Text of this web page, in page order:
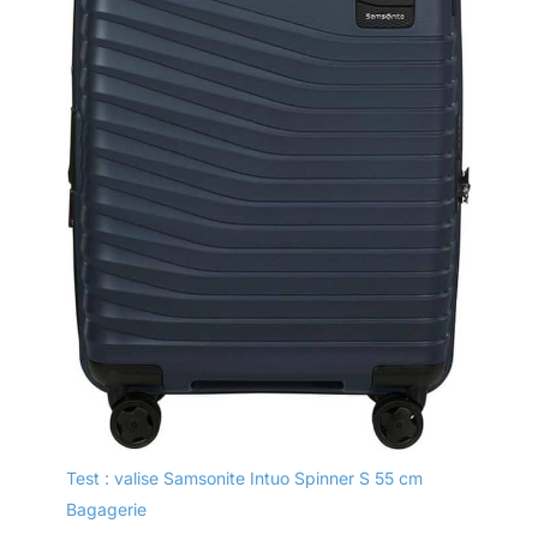
Test : valise Samsonite Intuo Spinner S 55 cm
Bagagerie